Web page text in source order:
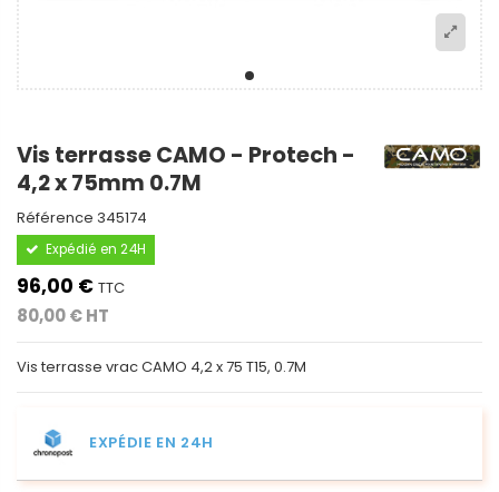
Vis terrasse CAMO - Protech -
4,2 x 75mm 0.7M
Référence 345174
Expédié en 24H
96,00 € TTC
80,00 € HT
Vis terrasse vrac CAMO 4,2 x 75 T15, 0.7M
EXPÉDIE EN 24H